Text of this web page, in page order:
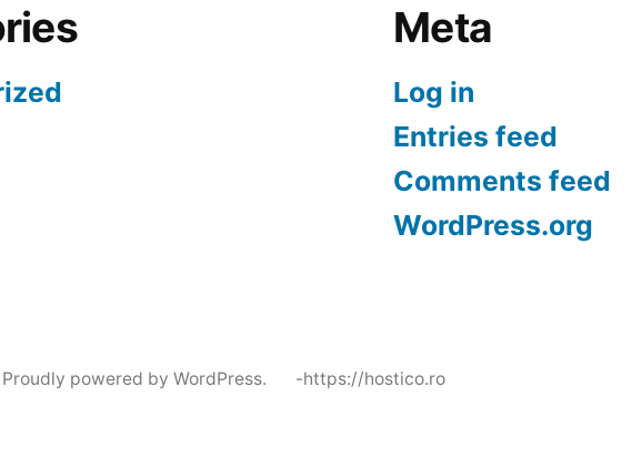
Meta
Log in
Entries feed
Comments feed
WordPress.org
Proudly powered by WordPress. -https://hostico.ro